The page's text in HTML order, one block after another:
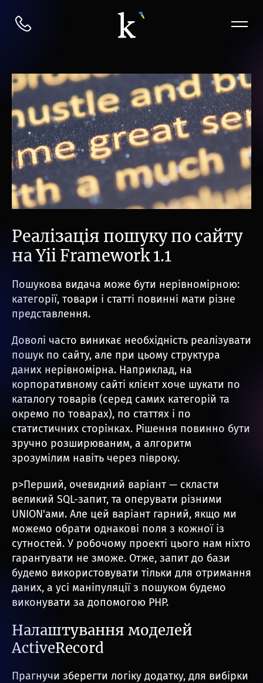
Реалізація пошуку по сайту
на Yii Framework 1.1
Пошукова видача може бути нерівномірною:
категорії, товари і статті повинні мати різне
представлення.
Доволі часто виникає необхідність реалізувати
пошук по сайту, але при цьому структура
даних нерівномірна. Наприклад, на
корпоративному сайті клієнт хоче шукати по
каталогу товарів (серед самих категорій та
окремо по товарах), по статтях і по
статистичних сторінках. Рішення повинно бути
зручно розширюваним, а алгоритм
зрозумілим навіть через півроку.
p>Перший, очевидний варіант — скласти
великий SQL-запит, та оперувати різними
UNION'ами. Але цей варіант гарний, якщо ми
можемо обрати однакові поля з кожної із
сутностей. У робочому проекті цього нам ніхто
гарантувати не зможе. Отже, запит до бази
будемо використовувати тільки для отримання
даних, а усі маніпуляції з пошуком будемо
виконувати за допомогою PHP.
Налаштування моделей
ActiveRecord
Прагнучи зберегти логіку додатку, для вибірки